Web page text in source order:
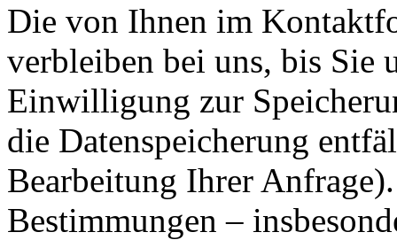
Die von Ihnen im
verbleiben bei uns, bis Sie
Einwilligung zur
die Datenspeicherung
Bearbeitung Ihrer
Bestimmungen –